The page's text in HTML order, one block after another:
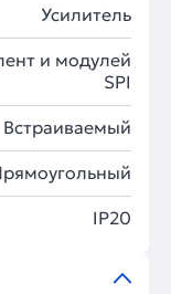
Усилитель
и модулей
SPI
Встраиваемый
IP20